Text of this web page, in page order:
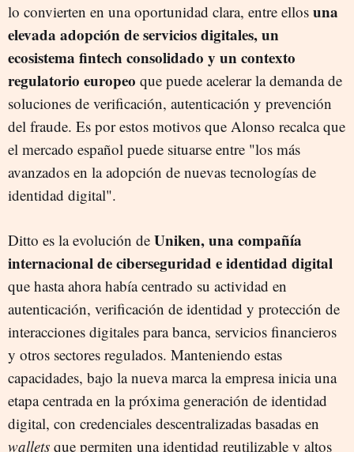
lo convierten en una oportunidad clara, entre ellos una
elevada adopción de servicios digitales, un
ecosistema fintech consolidado y un contexto
regulatorio europeo que puede acelerar la demanda de
soluciones de verificación, autenticación y prevención
del fraude. Es por estos motivos que Alonso recalca que
el mercado español puede situarse entre "los más
avanzados en la adopción de nuevas tecnologías de
identidad digital".
Ditto es la evolución de Uniken, una compañía
internacional de ciberseguridad e identidad digital
que hasta ahora había centrado su actividad en
autenticación, verificación de identidad y protección de
interacciones digitales para banca, servicios financieros
y otros sectores regulados. Manteniendo estas
capacidades, bajo la nueva marca la empresa inicia una
etapa centrada en la próxima generación de identidad
digital, con credenciales descentralizadas basadas en
wallets que permiten una identidad reutilizable y altos